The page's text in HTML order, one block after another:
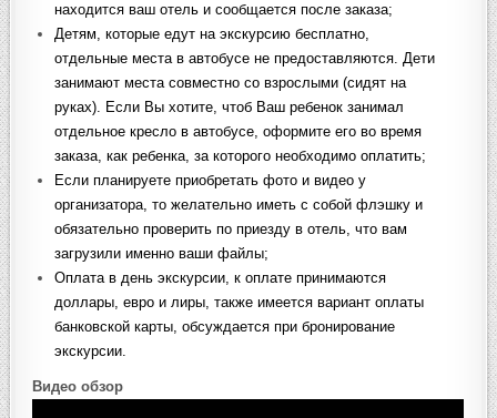
находится ваш отель и сообщается после заказа;
Детям, которые едут на экскурсию бесплатно,
отдельные места в автобусе не предоставляются. Дети
занимают места совместно со взрослыми (сидят на
руках). Если Вы хотите, чтоб Ваш ребенок занимал
отдельное кресло в автобусе, оформите его во время
заказа, как ребенка, за которого необходимо оплатить;
Если планируете приобретать фото и видео у
организатора, то желательно иметь с собой флэшку и
обязательно проверить по приезду в отель, что вам
загрузили именно ваши файлы;
Оплата в день экскурсии, к оплате принимаются
доллары, евро и лиры, также имеется вариант оплаты
банковской карты, обсуждается при бронирование
экскурсии.
Видео обзор